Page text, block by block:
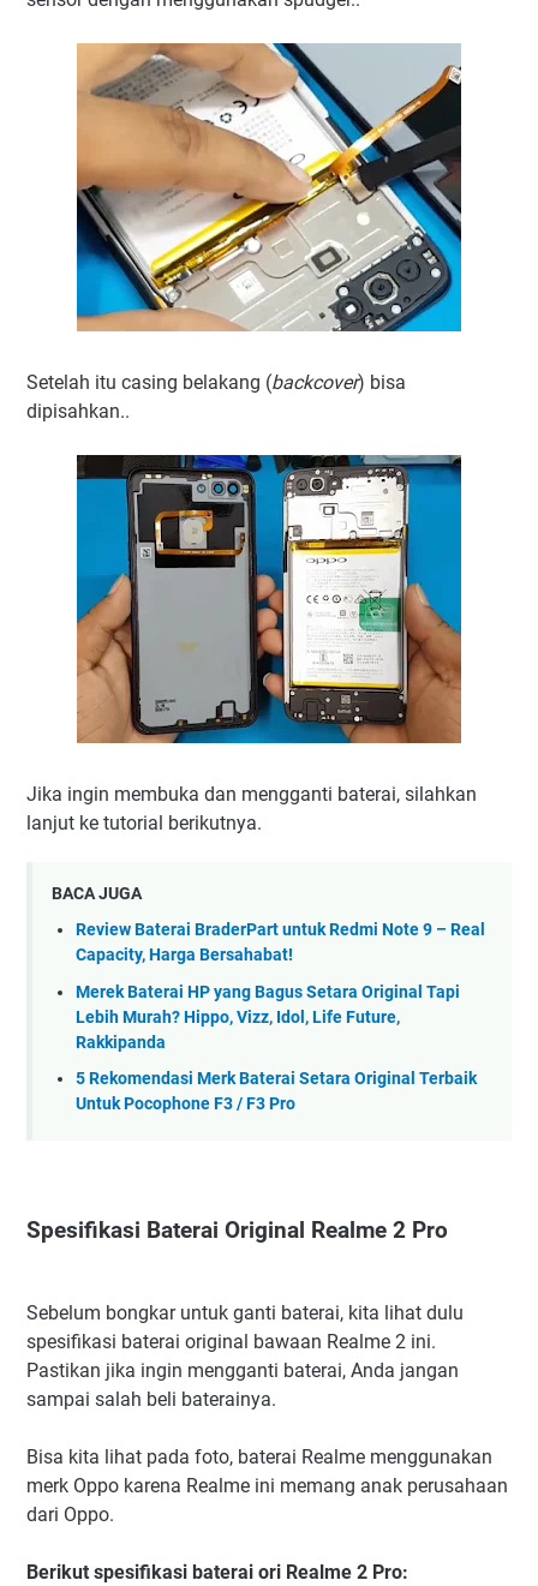
Setelah itu casing belakang (backcover) bisa
dipisahkan..
Jika ingin membuka dan mengganti baterai, silahkan
lanjut ke tutorial berikutnya.
BACA JUGA
Review Baterai BraderPart untuk Redmi Note 9 – Real
Capacity, Harga Bersahabat!
Merek Baterai HP yang Bagus Setara Original Tapi
Lebih Murah? Hippo, Vizz, Idol, Life Future,
Rakkipanda
5 Rekomendasi Merk Baterai Setara Original Terbaik
Untuk Pocophone F3 / F3 Pro
Spesifikasi Baterai Original Realme 2 Pro
Sebelum bongkar untuk ganti baterai, kita lihat dulu
spesifikasi baterai original bawaan Realme 2 ini.
Pastikan jika ingin mengganti baterai, Anda jangan
sampai salah beli baterainya.
Bisa kita lihat pada foto, baterai Realme menggunakan
merk Oppo karena Realme ini memang anak perusahaan
dari Oppo.
Berikut spesifikasi baterai ori Realme 2 Pro: